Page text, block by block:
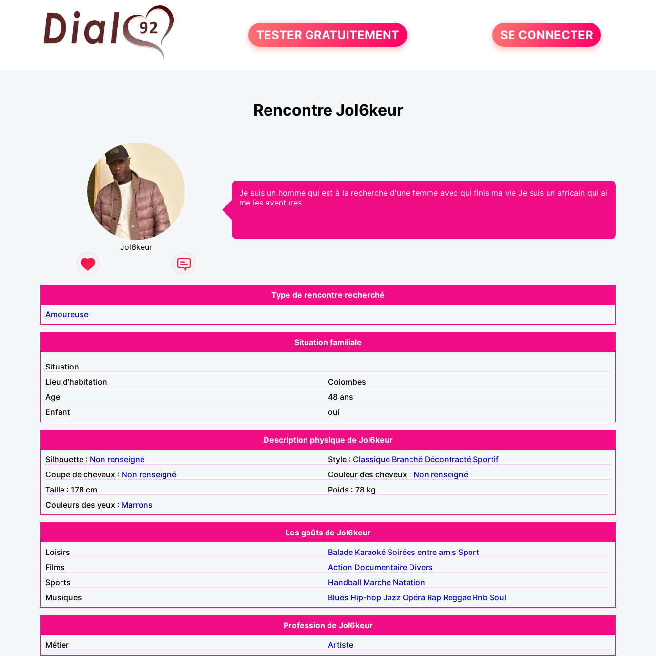
TESTER GRATUITEMENT SE CONNECTER
Rencontre Jol6keur
Jol6keur
Je suis un homme qui est à la recherche d'une femme avec qui finis ma vie Je suis un africain qui ai
me les aventures
Type de rencontre recherché
Amoureuse
Situation familiale
Situation
Lieu d'habitation
Colombes
Age
48 ans
Enfant
oui
Description physique de Jol6keur
Silhouette : Non renseigné Style : Classique Branché Décontracté Sportif
Coupe de cheveux : Non renseigné Couleur des cheveux : Non renseigné
Taille : 178 cm
Poids : 78 kg
Couleurs des yeux : Marrons
Les goûts de Jol6keur
Loisirs
Balade Karaoké Soirées entre amis Sport
Films
Action Documentaire Divers
Sports
Handball Marche Natation
Musiques
Blues Hip-hop Jazz Opéra Rap Reggae Rnb Soul
Profession de Jol6keur
Métier
Artiste